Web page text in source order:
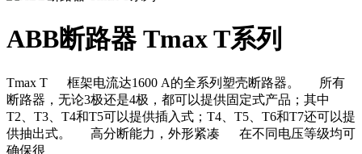
ABB断路器 Tmax T系列
Tmax T 框架电流达1600 A的全系列塑壳断路器。 所有
断路器，无论3极还是4极，都可以提供固定式产品；其中
T2、T3、T4和T5可以提供插入式；T4、T5、T6和T7还可以提
供抽出式。 高分断能力，外形紧凑 在不同电压等级均可
确保很